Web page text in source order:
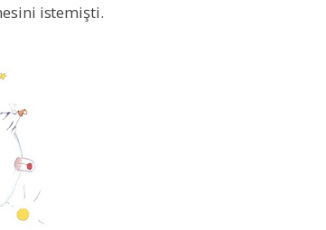
istemişti.